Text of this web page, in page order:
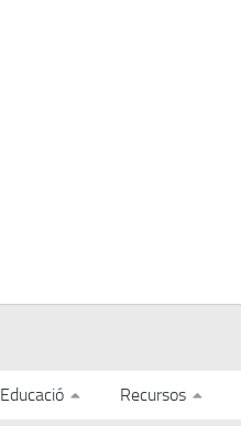
Educació Recursos